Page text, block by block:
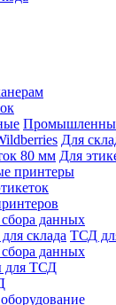
Для
80 мм Для
принтеры
данных
склада ТСД
данных
для ТСД